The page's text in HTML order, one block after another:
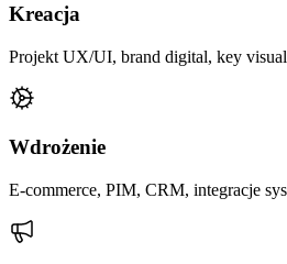
Kreacja
Projekt UX/UI, brand digital, key
Wdrożenie
E-commerce, PIM, CRM, integracje